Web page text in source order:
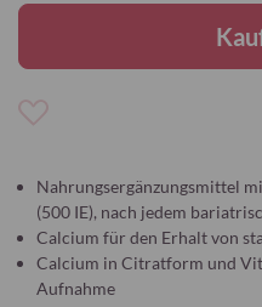
Nahrungsergänzungsmittel
(500 IE), nach jedem
Calcium für den Erhalt von
Calcium in Citratform und
Aufnahme